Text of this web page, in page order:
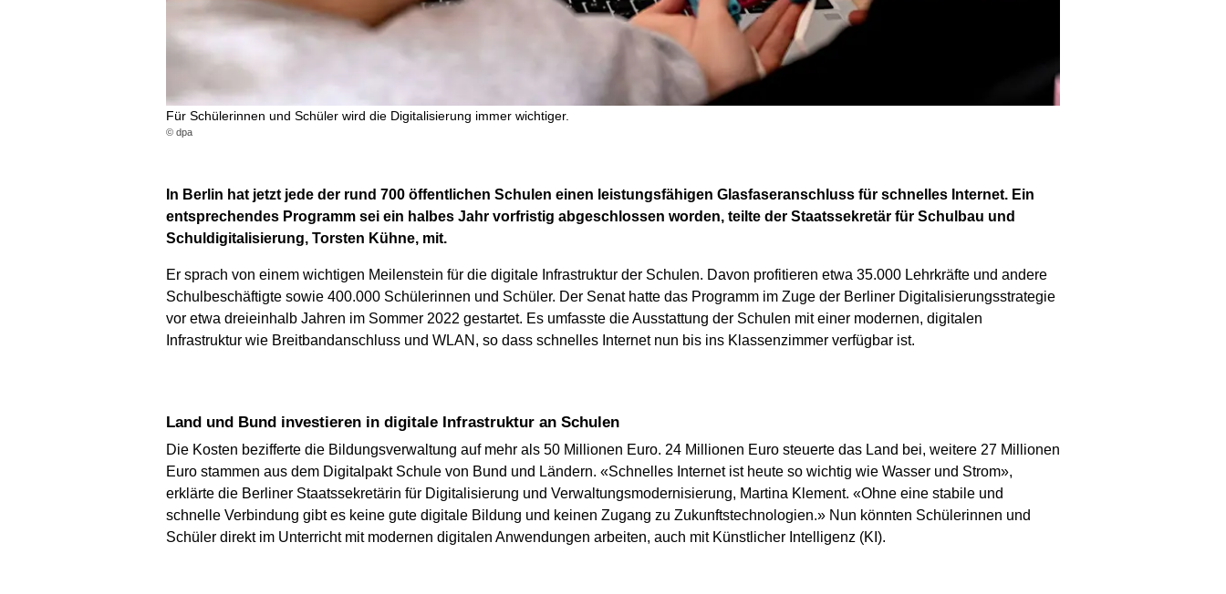
Für Schülerinnen und Schüler wird die Digitalisierung immer wichtiger.
© dpa
In Berlin hat jetzt jede der rund 700 öffentlichen Schulen einen leistungsfähigen Glasfaseranschluss für schnelles Internet. Ein
entsprechendes Programm sei ein halbes Jahr vorfristig abgeschlossen worden, teilte der Staatssekretär für Schulbau und
Schuldigitalisierung, Torsten Kühne, mit.
Er sprach von einem wichtigen Meilenstein für die digitale Infrastruktur der Schulen. Davon profitieren etwa 35.000 Lehrkräfte und andere
Schulbeschäftigte sowie 400.000 Schülerinnen und Schüler. Der Senat hatte das Programm im Zuge der Berliner Digitalisierungsstrategie
vor etwa dreieinhalb Jahren im Sommer 2022 gestartet. Es umfasste die Ausstattung der Schulen mit einer modernen, digitalen
Infrastruktur wie Breitbandanschluss und WLAN, so dass schnelles Internet nun bis ins Klassenzimmer verfügbar ist.
Land und Bund investieren in digitale Infrastruktur an Schulen
Die Kosten bezifferte die Bildungsverwaltung auf mehr als 50 Millionen Euro. 24 Millionen Euro steuerte das Land bei, weitere 27 Millionen
Euro stammen aus dem Digitalpakt Schule von Bund und Ländern. «Schnelles Internet ist heute so wichtig wie Wasser und Strom»,
erklärte die Berliner Staatssekretärin für Digitalisierung und Verwaltungsmodernisierung, Martina Klement. «Ohne eine stabile und
schnelle Verbindung gibt es keine gute digitale Bildung und keinen Zugang zu Zukunftstechnologien.» Nun könnten Schülerinnen und
Schüler direkt im Unterricht mit modernen digitalen Anwendungen arbeiten, auch mit Künstlicher Intelligenz (KI).